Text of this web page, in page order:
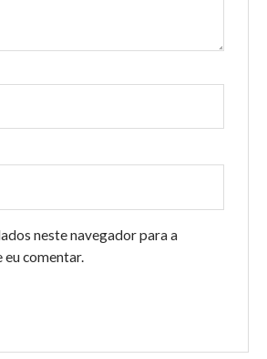
neste navegador para a
eu comentar.